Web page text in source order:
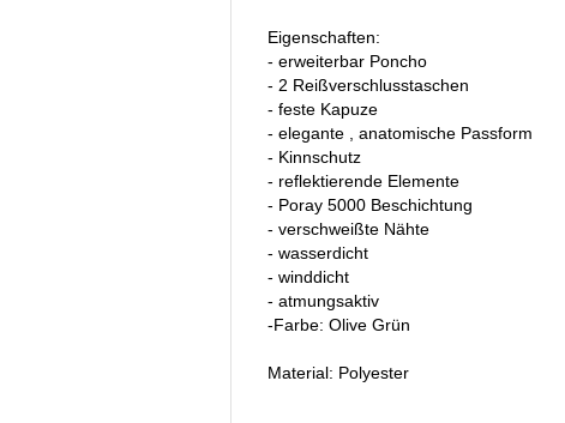
Eigenschaften:
- erweiterbar Poncho
- 2 Reißverschlusstaschen
- feste Kapuze
- elegante , anatomische Passform
- Kinnschutz
- reflektierende Elemente
- Poray 5000 Beschichtung
- verschweißte Nähte
- wasserdicht
- winddicht
- atmungsaktiv
-Farbe: Olive Grün
Material: Polyester